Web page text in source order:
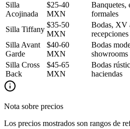
Silla
Acojinada
$25-40
MXN
Banquetes,
formales
Silla Tiffany
$35-50
MXN
Bodas, XV
Silla Avant
Garde
$40-60
MXN
Bodas
showrooms
Silla Cross
Back
$45-65
MXN
Bodas
haciendas
Nota sobre precios
Los precios mostrados son rangos de